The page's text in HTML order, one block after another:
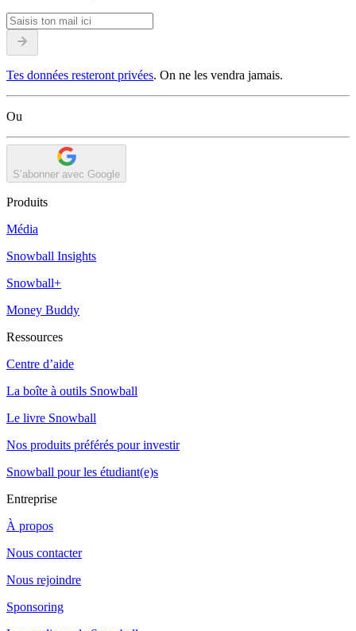
Tes données resteront privées. On ne les vendra jamais.
Ou
S’abonner avec Google
Produits
Média
Snowball Insights
Snowball+
Money Buddy
Ressources
Centre d’aide
La boîte à outils Snowball
Le livre Snowball
Nos produits préférés pour investir
Snowball pour les étudiant(e)s
Entreprise
À propos
Nous contacter
Nous rejoindre
Sponsoring